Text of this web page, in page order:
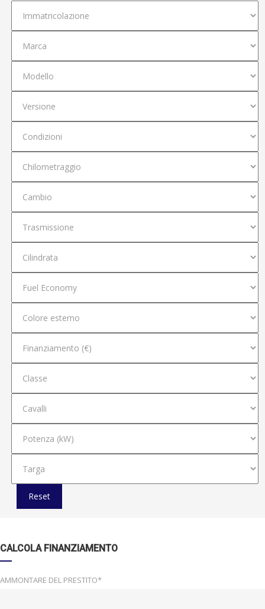
Reset
CALCOLA FINANZIAMENTO
AMMONTARE DEL PRESTITO*